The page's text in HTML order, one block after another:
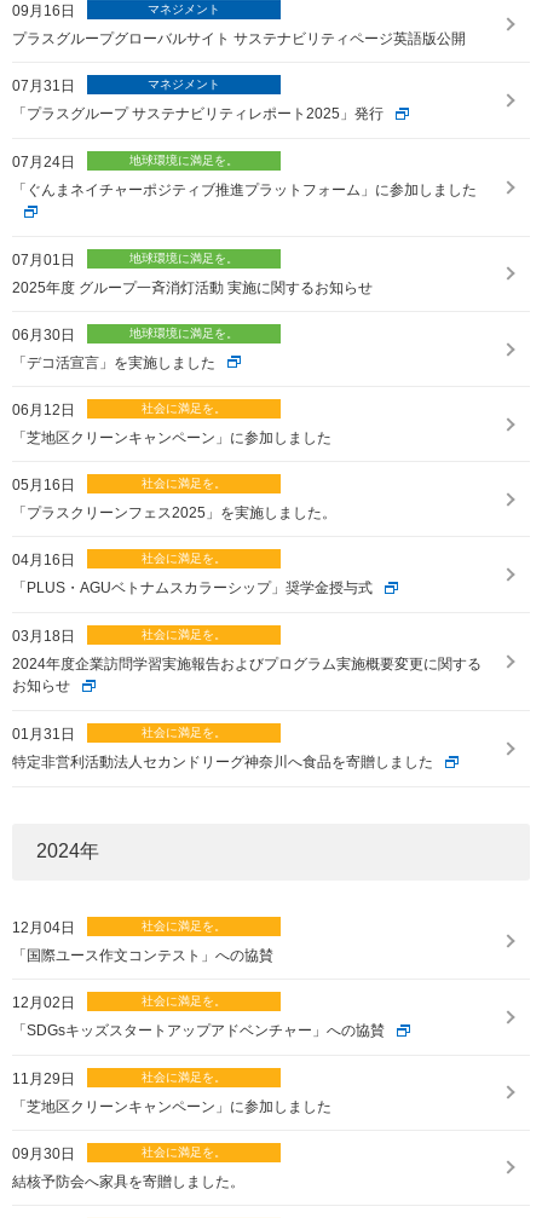
編集方針・レポート・ニュース
サステナビリティレポートアーカイブ
サステナビリティニュース
ニュースリリース
09月16日
プラスグループグローバルサイト サステナビリティページ英語版公開
07月31日
「プラスグループ サステナビリティレポート2025」発行
07月24日
「ぐんまネイチャーポジティブ推進プラットフォーム」に参加しました
07月01日
2025年度 グループ一斉消灯活動 実施に関するお知らせ
06月30日
「デコ活宣言」を実施しました
06月12日
「芝地区クリーンキャンペーン」に参加しました
05月16日
「プラスクリーンフェス2025」を実施しました。
04月16日
「PLUS・AGUベトナムスカラーシップ」奨学金授与式
03月18日
2024年度企業訪問学習実施報告およびプログラム実施概要変更に関する
お知らせ
01月31日
特定非営利活動法人セカンドリーグ神奈川へ食品を寄贈しました
2024年
12月04日
「国際ユース作文コンテスト」への協賛
12月02日
「SDGsキッズスタートアップアドベンチャー」への協賛
11月29日
「芝地区クリーンキャンペーン」に参加しました
09月30日
結核予防会へ家具を寄贈しました。